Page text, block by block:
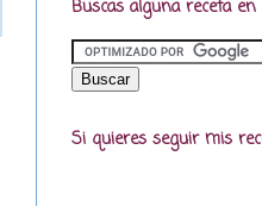
Buscas alguna receta en
Si quieres seguir mis